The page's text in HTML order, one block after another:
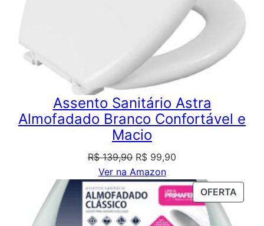
Assento Sanitário Astra
Almofadado Branco Confortável e
Macio
R$139,90 O
preço
original
era:
R$ 139,90.
R$ 99,90
atual
é:
R$ 99,90.
Ver na Amazon
OFERTA
EM